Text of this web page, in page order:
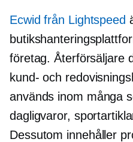
Ecwid från Lightspeed
företag. Återförsäljare
kund- och
används inom många
dagligvaror,
Dessutom innehåller